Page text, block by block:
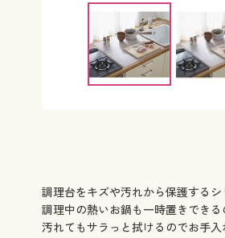
調理台をキズや汚れから保護するシ
調理中の熱いお鍋も一時置きでき
汚れてもサラっと拭けるのでお手